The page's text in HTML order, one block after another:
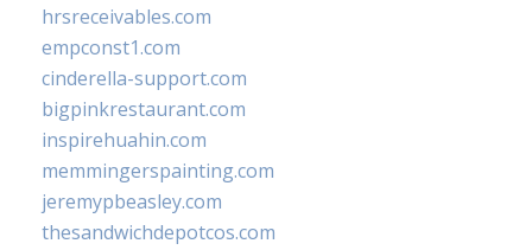
hrsreceivables.com
empconst1.com
cinderella-support.com
bigpinkrestaurant.com
inspirehuahin.com
memmingerspainting.com
jeremypbeasley.com
thesandwichdepotcos.com